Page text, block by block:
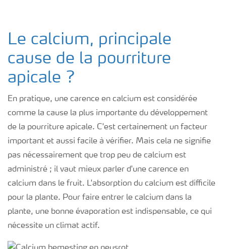
Le calcium, principale
cause de la pourriture
apicale ?
En pratique, une carence en calcium est considérée
comme la cause la plus importante du développement
de la pourriture apicale. C'est certainement un facteur
important et aussi facile à vérifier. Mais cela ne signifie
pas nécessairement que trop peu de calcium est
administré ; il vaut mieux parler d'une carence en
calcium dans le fruit. L'absorption du calcium est difficile
pour la plante. Pour faire entrer le calcium dans la
plante, une bonne évaporation est indispensable, ce qui
nécessite un climat actif.